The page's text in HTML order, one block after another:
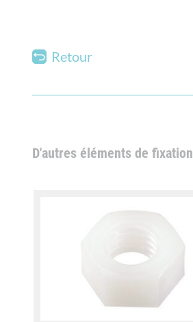
Retour
D'autres éléments de fixation